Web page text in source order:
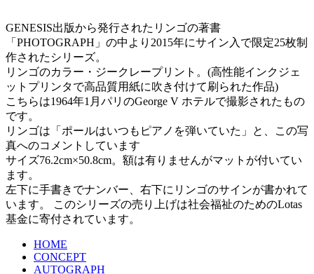
GENESIS出版から発行されたリンゴの著書
「PHOTOGRAPH」の中より2015年にサイン入で限定25枚制
作されたシリーズ。
リンゴのカラー・ジークレープリント。(高性能インクジェ
ットプリンタで高品質用紙に吹き付けて刷られた作品)
こちらは1964年1月パリのGeorge V ホテルで撮影されたもの
です。
リンゴは「ポールはいつもピアノを弾いていた」と、この写
真へのコメントしています
サイズ76.2cm×50.8cm。額は有りませんがマットが付いてい
ます。
左下に手書きでナンバー、右下にリンゴのサインが書かれて
います。 このシリーズの売り上げは社会福祉のためのLotas
基金に寄付されています。
HOME
CONCEPT
AUTOGRAPH